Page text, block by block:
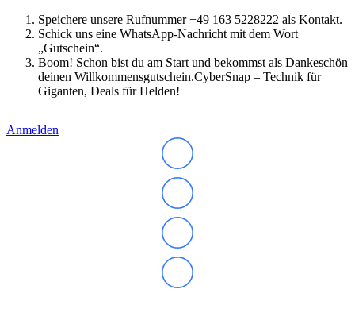
Speichere unsere Rufnummer +49 163 5228222 als Kontakt.
Schick uns eine WhatsApp-Nachricht mit dem Wort
„Gutschein“.
Boom! Schon bist du am Start und bekommst als Dankeschön
deinen Willkommensgutschein.CyberSnap – Technik für
Giganten, Deals für Helden!
Anmelden